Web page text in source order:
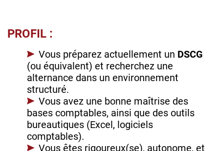
PROFIL :
Vous préparez actuellement un DSCG
(ou équivalent) et recherchez une
alternance dans un environnement
structuré.
Vous avez une bonne maîtrise des
bases comptables, ainsi que des outils
bureautiques (Excel, logiciels
comptables).
Vous êtes rigoureux(se), autonome, et